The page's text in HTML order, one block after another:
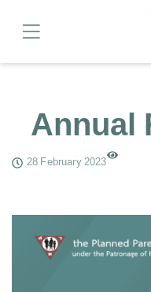
Annual
28 February 2023